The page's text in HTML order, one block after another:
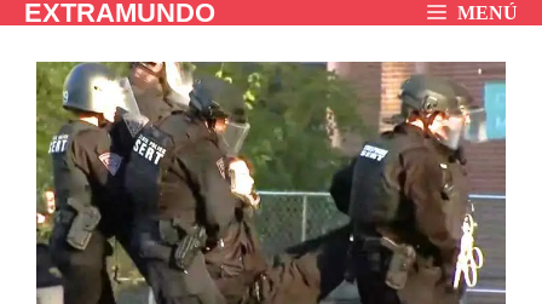
Saltar
contenido
EXTRAMUNDO MENÚ